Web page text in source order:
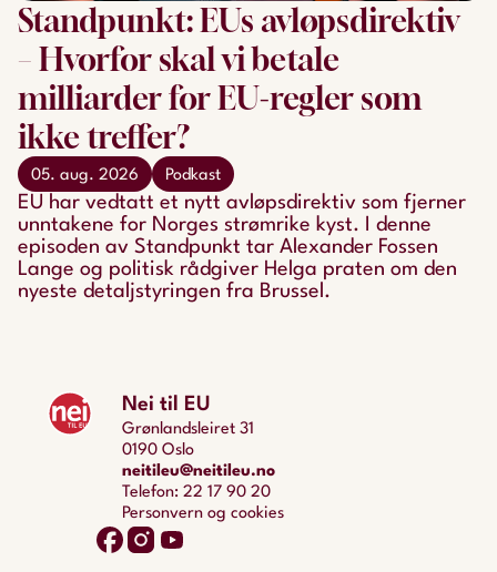
Standpunkt: EUs avløpsdirektiv
– Hvorfor skal vi betale
milliarder for EU-regler som
ikke treffer?
05. aug. 2026 Podkast
EU har vedtatt et nytt avløpsdirektiv som fjerner
unntakene for Norges strømrike kyst. I denne
episoden av Standpunkt tar Alexander Fossen
Lange og politisk rådgiver Helga praten om den
nyeste detaljstyringen fra Brussel.
Nei til EU
Grønlandsleiret 31
0190 Oslo
neitileu@neitileu.no
Telefon: 22 17 90 20
Personvern og cookies